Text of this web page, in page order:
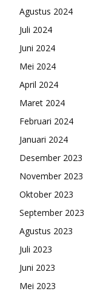
Agustus 2024
Juli 2024
Juni 2024
Mei 2024
April 2024
Maret 2024
Februari 2024
Januari 2024
Desember 2023
November 2023
Oktober 2023
September 2023
Agustus 2023
Juli 2023
Juni 2023
Mei 2023